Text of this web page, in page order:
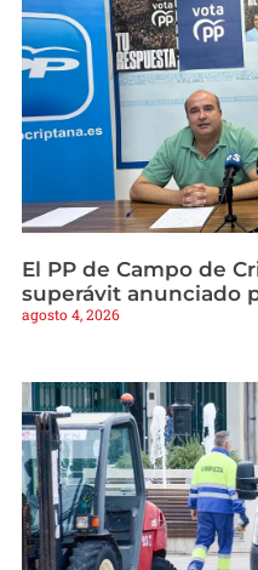
El PP de Campo de
superávit anunciado
agosto 4, 2026